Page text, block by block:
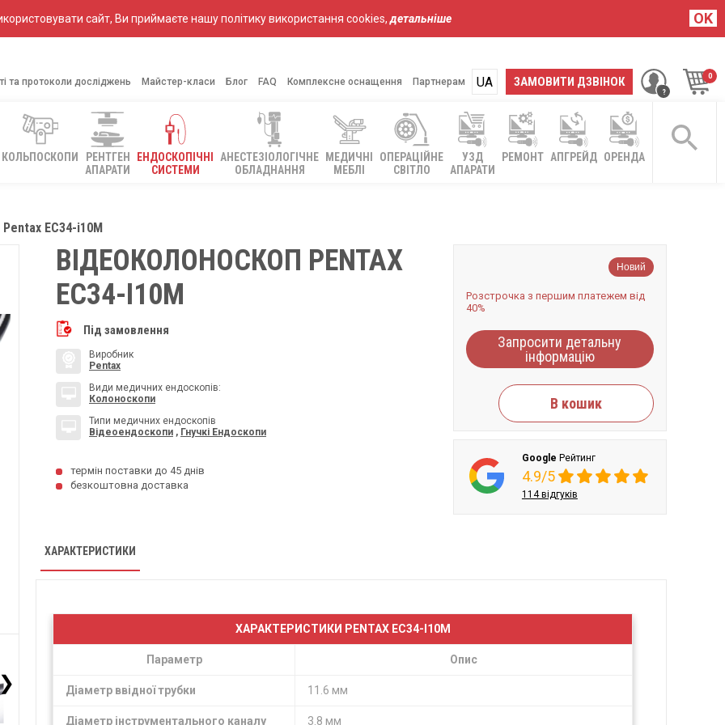
сайт, Ви приймаєте нашу політику використання cookies,детальніше OK
та протоколи досліджень Майстер-класи Блог FAQ Комплексне оснащення Партнерам ЗАМОВИТИ ДЗВІНОК
UA
RU
КОЛЬПОСКОПИ
РЕНТГЕН
АПАРАТИ
ЕНДОСКОПІЧНІ
СИСТЕМИ
АНЕСТЕЗІОЛОГІЧНЕ
ОБЛАДНАННЯ
МЕДИЧНІ
МЕБЛІ
ОПЕРАЦІЙНЕ
СВІТЛО
УЗД
АПАРАТИ
РЕМОНТ АПГРЕЙД ОРЕНДА
EC34-i10M
ВІДЕОКОЛОНОСКОП PENTAX
EC34-I10M
Під замовлення
Виробник
Pentax
Види медичних ендоскопів:
Колоноскопи
Типи медичних ендоскопів
Відеоендоскопи , Гнучкі Ендоскопи
термін поставки до 45 днів
безкоштовна доставка
Новий
Розстрочка з першим платежем від
40%
Запросити детальну
інформацію
В кошик
Google Рейтинг
4.9/5
114 відгуків
ХАРАКТЕРИСТИКИ
ХАРАКТЕРИСТИКИ PENTAX EC34-I10M
Параметр Опис
Діаметр ввідної трубки 11.6 мм
Діаметр інструментального каналу 3.8 мм